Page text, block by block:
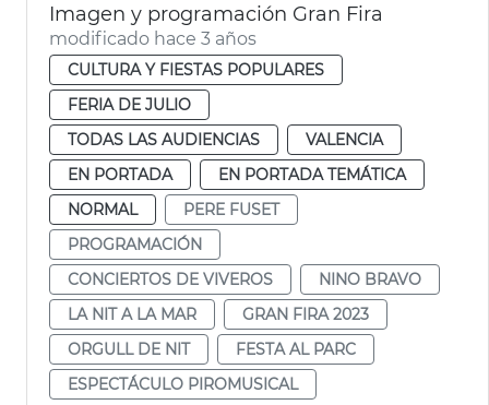
Imagen y programación Gran Fira
modificado hace 3 años
CULTURA Y FIESTAS POPULARES
FERIA DE JULIO
TODAS LAS AUDIENCIAS
VALENCIA
EN PORTADA
EN PORTADA TEMÁTICA
NORMAL
PERE FUSET
PROGRAMACIÓN
CONCIERTOS DE VIVEROS
NINO BRAVO
LA NIT A LA MAR
GRAN FIRA 2023
ORGULL DE NIT
FESTA AL PARC
ESPECTÁCULO PIROMUSICAL